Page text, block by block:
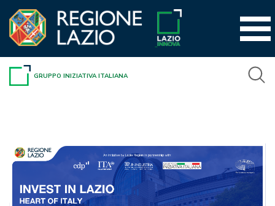
contenuto
GRUPPO INIZIATIVA ITALIANA